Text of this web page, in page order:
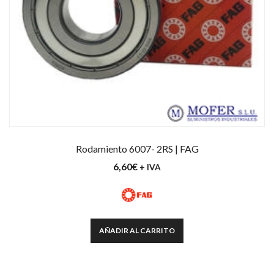
Rodamiento 6007- 2RS | FAG
6,60€ + IVA
AÑADIR AL CARRITO